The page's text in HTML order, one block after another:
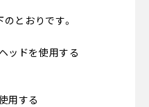
とおりです。
ッドを使用する
用する